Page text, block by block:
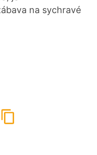
na sychravé